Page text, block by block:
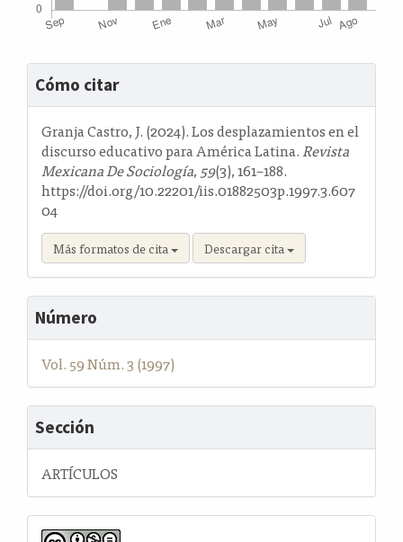
Detalles
del
artículo
Cómo citar
Granja Castro, J. (2024). Los desplazamientos en el
discurso educativo para América Latina.Revista
Mexicana De Sociología,59(3), 161–188.
https://doi.org/10.22201/iis.01882503p.1997.3.607
04
Más formatos de cita Descargar cita
Número
Vol. 59 Núm. 3 (1997)
Sección
ARTÍCULOS